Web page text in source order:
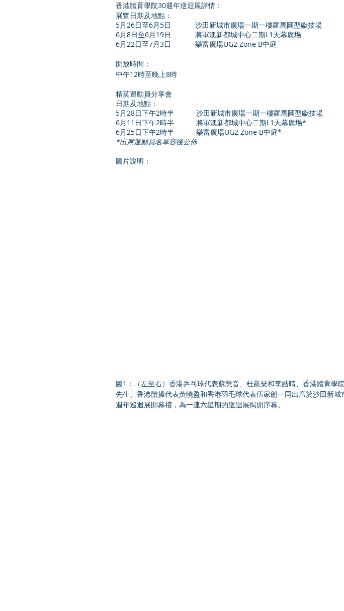
香港體育學院30週年巡迴展詳情：
展覽日期及地點：
5月26日至6月5日            沙田新城市廣場一期一樓羅馬圓型獻技場
6月8日至6月19日            將軍澳新都城中心二期L1天幕廣場
6月22日至7月3日            樂富廣場UG2 Zone B中庭
開放時間：
中午12時至晚上8時
精英運動員分享會
日期及地點：
5月28日下午2時半           沙田新城市廣場一期一樓羅馬圓型獻技場
6月11日下午2時半           將軍澳新都城中心二期L1天幕廣場*
6月25日下午2時半           樂富廣場UG2 Zone B中庭*
*出席運動員名單容後公佈
圖片說明：
圖1：（左至右）香港乒乓球代表蘇慧音、杜凱琹和李皓晴、香港體育學
先生、香港體操代表黃曉盈和香港羽毛球代表伍家朗一同出席於沙田新
週年巡迴展開幕禮，為一連六星期的巡迴展揭開序幕。